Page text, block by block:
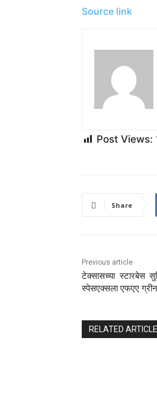
Source link
Post Views:
Share
Previous article
टेक्सासच्या स्टारबेस
स्पेसएक्सला एफएए
RELATED